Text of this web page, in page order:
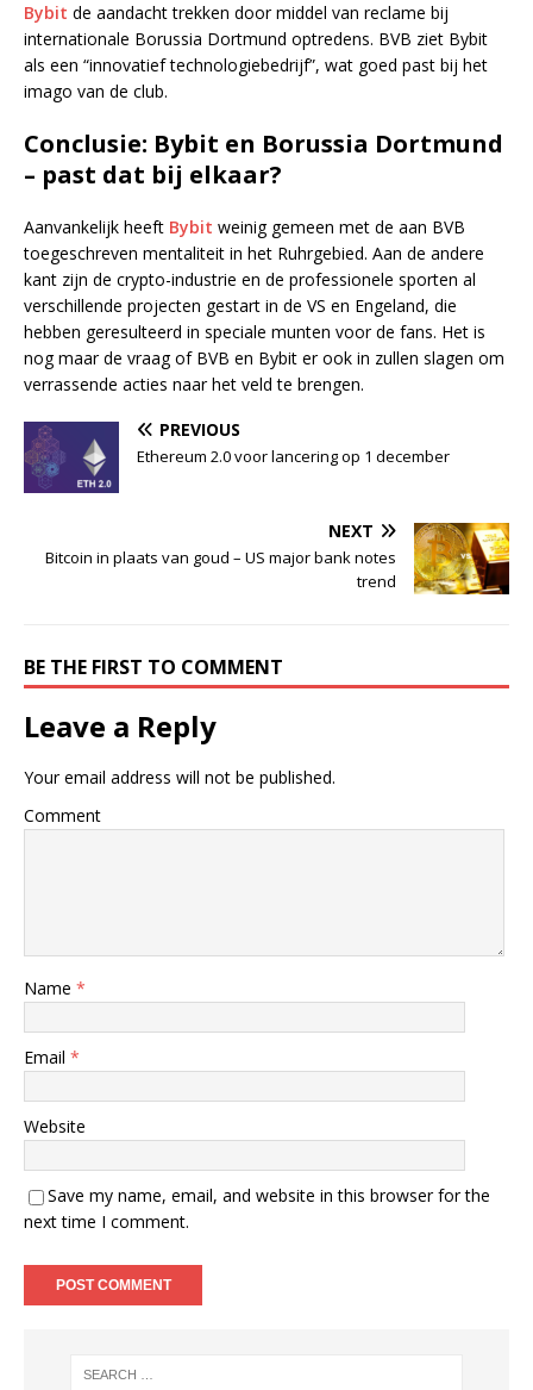
Bybit de aandacht trekken door middel van reclame bij
internationale Borussia Dortmund optredens. BVB ziet Bybit
als een “innovatief technologiebedrijf”, wat goed past bij het
imago van de club.
Conclusie: Bybit en Borussia Dortmund
– past dat bij elkaar?
Aanvankelijk heeft Bybit weinig gemeen met de aan BVB
toegeschreven mentaliteit in het Ruhrgebied. Aan de andere
kant zijn de crypto-industrie en de professionele sporten al
verschillende projecten gestart in de VS en Engeland, die
hebben geresulteerd in speciale munten voor de fans. Het is
nog maar de vraag of BVB en Bybit er ook in zullen slagen om
verrassende acties naar het veld te brengen.
PREVIOUS
Ethereum 2.0 voor lancering op 1 december
NEXT
Bitcoin in plaats van goud – US major bank notes
trend
BE THE FIRST TO COMMENT
Leave a Reply
Your email address will not be published.
Comment
Name *
Email *
Website
Save my name, email, and website in this browser for the
next time I comment.